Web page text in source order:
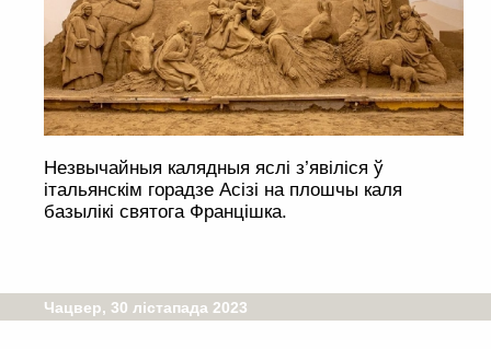
Незвычайныя калядныя яслі з’явіліся ў
італьянскім горадзе Асізі на плошчы каля
базылікі святога Францішка.
Чацвер, 30 лістапада 2023